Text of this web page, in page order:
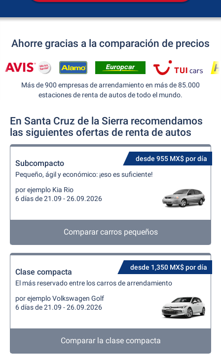
Ahorre gracias a la comparación de precios
Más de 900 empresas de arrendamiento en más de 85.000
estaciones de renta de autos de todo el mundo.
En Santa Cruz de la Sierra recomendamos
las siguientes ofertas de renta de autos
desde 955 MX$ por día
Subcompacto
Pequeño, ágil y económico: ¡eso es suficiente!
por ejemplo Kia Rio
6 días de 21.09 - 26.09.2026
Comparar carros pequeños
desde 1,350 MX$ por día
Clase compacta
El más reservado entre los carros de arrendamiento
por ejemplo Volkswagen Golf
6 días de 21.09 - 26.09.2026
Comparar la clase compacta